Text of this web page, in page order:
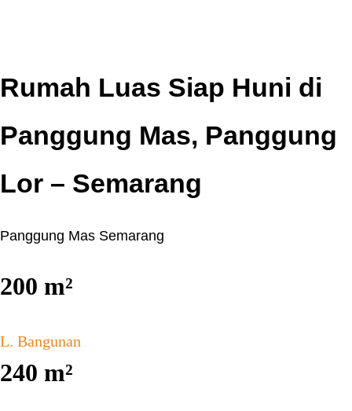
Rumah Luas Siap Huni di
Panggung Mas, Panggung
Lor – Semarang
Panggung Mas Semarang
200 m²
L. Bangunan
240 m²